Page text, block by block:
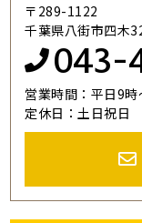
〒289-1122
千葉県八街市四木
043-
営業時間：平日9
定休日：土日祝日